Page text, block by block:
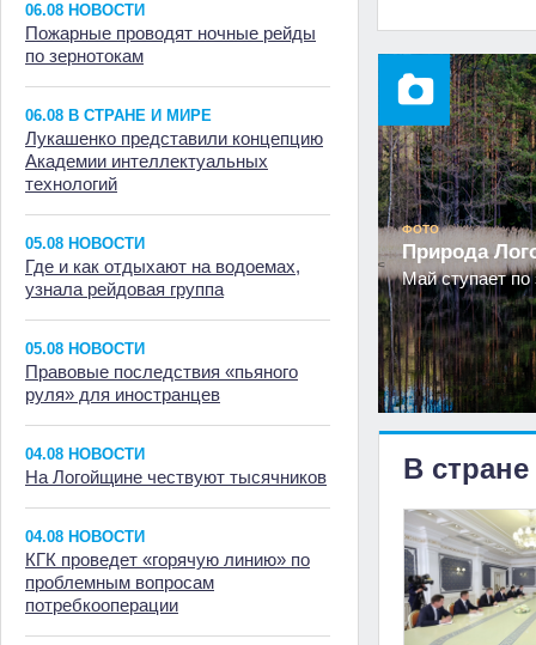
06.08 НОВОСТИ
Пожарные проводят ночные рейды
по зернотокам
06.08 В СТРАНЕ И МИРЕ
Лукашенко представили концепцию
Академии интеллектуальных
технологий
05.08 НОВОСТИ
Где и как отдыхают на водоемах,
узнала рейдовая группа
05.08 НОВОСТИ
Правовые последствия «пьяного
руля» для иностранцев
04.08 НОВОСТИ
На Логойщине чествуют тысячников
04.08 НОВОСТИ
КГК проведет «горячую линию» по
проблемным вопросам
потребкооперации
ФОТО
Природа
Май ступает по
В